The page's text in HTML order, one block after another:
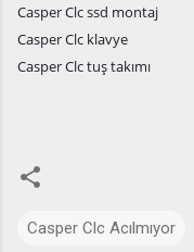
Casper Clc ssd montaj
Casper Clc klavye
Casper Clc tuş takımı
Casper Clc Acılmıyor